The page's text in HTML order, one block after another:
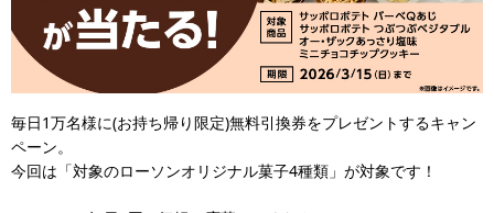
毎日1万名様に(お持ち帰り限定)無料引換券をプレゼントするキャン
ペーン。
今回は「対象のローソンオリジナル菓子4種類」が対象です！